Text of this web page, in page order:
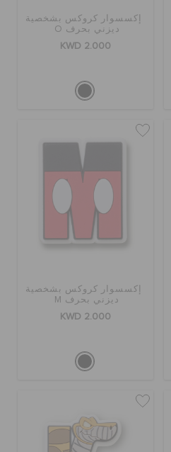
إكسسوار كروكس بشخصية
ديزني بحرف O
KWD 2.000
إكسسوار كروكس بشخصية
ديزني بحرف M
KWD 2.000